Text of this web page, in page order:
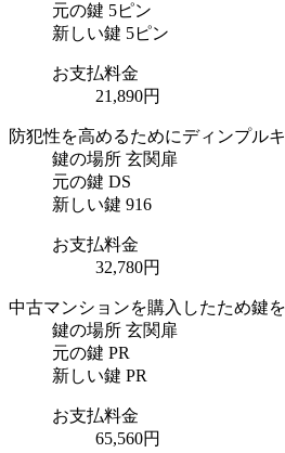
元の鍵 5ピン
新しい鍵 5ピン
お支払料金
21,890円
防犯性を高めるためにディンプル
鍵の場所 玄関扉
元の鍵 DS
新しい鍵 916
お支払料金
32,780円
中古マンションを購入したため鍵
鍵の場所 玄関扉
元の鍵 PR
新しい鍵 PR
お支払料金
65,560円